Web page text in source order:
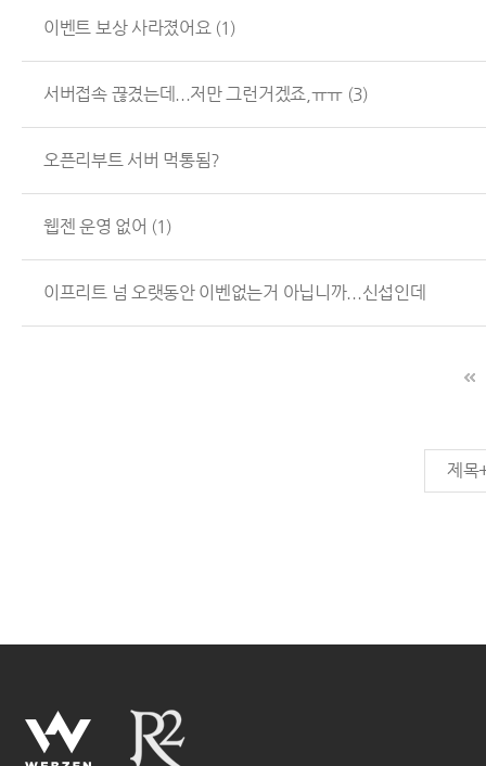
이벤트 보상 사라졌어요 (1)
서버접속 끊겼는데...저만 그런거겠죠,ㅠㅠ (3)
오픈리부트 서버 먹통됨?
웹젠 운영 없어 (1)
이프리트 넘 오랫동안 이벤없는거 아닙니까...신섭인데
제목